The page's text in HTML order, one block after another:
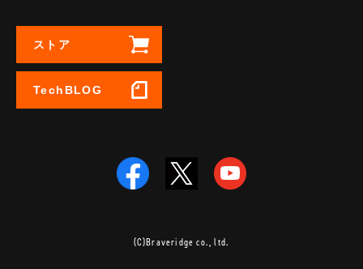
ストア
TechBLOG
(C)Braveridge co., ltd.